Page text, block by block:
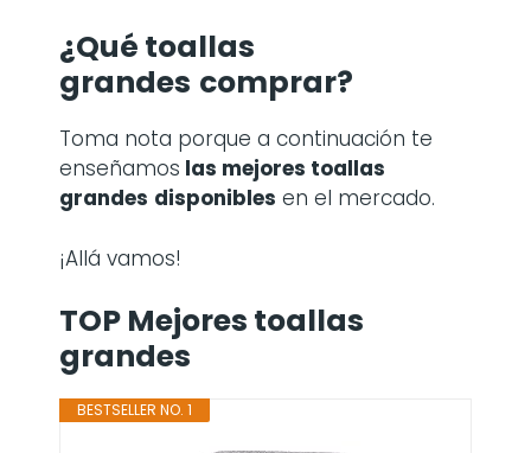
¿Qué toallas
grandes comprar?
Toma nota porque a continuación te
enseñamos las mejores toallas
grandes disponibles en el mercado.
¡Allá vamos!
TOP Mejores toallas
grandes
BESTSELLER NO. 1